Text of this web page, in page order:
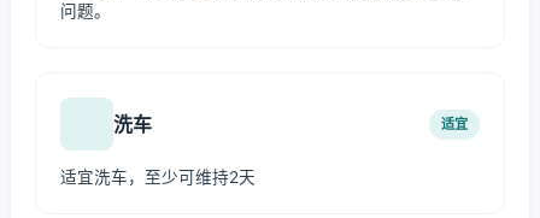
问题。
洗车 适宜
适宜洗车，至少可维持2天